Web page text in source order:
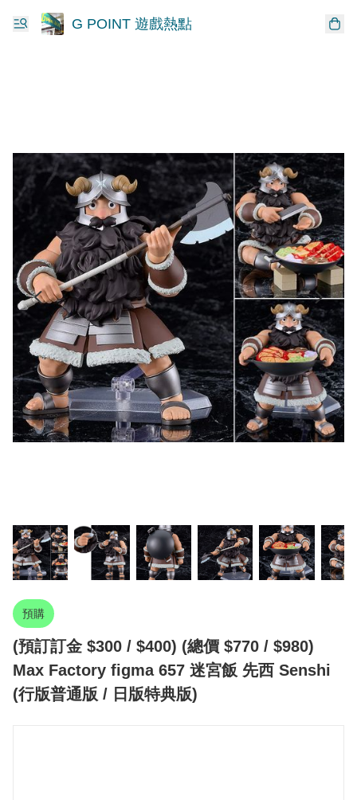
G POINT 遊戲熱點
預購
(預訂訂金 $300 / $400) (總價 $770 / $980)
Max Factory figma 657 迷宮飯 先西 Senshi
(行版普通版 / 日版特典版)